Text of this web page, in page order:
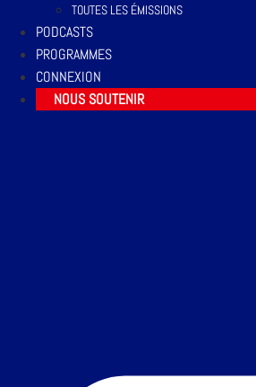
TOUTES LES ÉMISSIONS
PODCASTS
PROGRAMMES
CONNEXION
NOUS SOUTENIR